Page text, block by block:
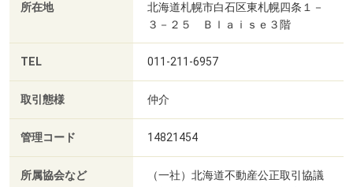
所在地
北海道札幌市白石区東札幌四条１－
３－２５ Ｂｌａｉｓｅ３階
TEL 011-211-6957
取引態様 仲介
管理コード 14821454
所属協会など
（一社）北海道不動産公正取引協議